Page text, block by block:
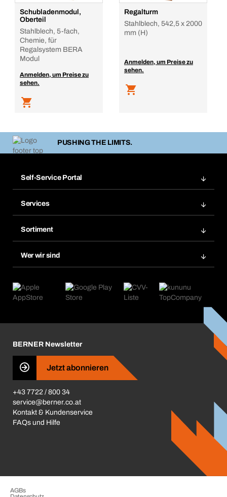
Schubladenmodul,
Oberteil
Stahlblech, 5-fach,
Chemie, für
Regalsystem BERA
Modul
Anmelden, um Preise zu
sehen.
Regalturm
Stahlblech, 542,5 x 2000
mm (H)
Anmelden, um Preise zu
sehen.
PUSHING THE LIMITS.
Self-Service Portal
Merklisten
Nachbestellungen
Abo-Funktion
Services
Chemical Safety Management
eProcurement
Produktfinder
Sortiment
Kataloge & Broschüren
Wer wir sind
Was uns antreibt
Presse
Business Conduct
BERNER Newsletter
Jetzt abonnieren
+43 7722 / 800 34
service@berner.co.at
Kontakt & Kundenservice
FAQs und Hilfe
AGBs